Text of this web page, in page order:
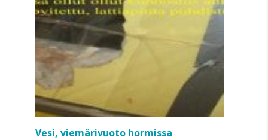
Vesi, viemärivuoto hormissa